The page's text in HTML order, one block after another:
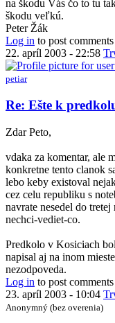
na škodu Vás čo to tu
škodu veľkú.
Peter Žák
Log in to post comments
22. apríl 2003 - 22:58
petiar
In
reply
to
Re:
Ešte
k
predkolu
Porty
v
Košiciach
-
by
Anonymný
(bez
overenia)
Re: Ešte k
Zdar Peto,
vdaka za komentar, ale
konkretne tento clanok
lebo keby existoval
cez celu republiku s
navrate nesedel do
nechci-vediet-co.
Predkolo v Kosiciach
napisal aj na inom
nezodpoveda.
Log in to post comments
23. apríl 2003 - 10:04
Anonymný (bez overenia)